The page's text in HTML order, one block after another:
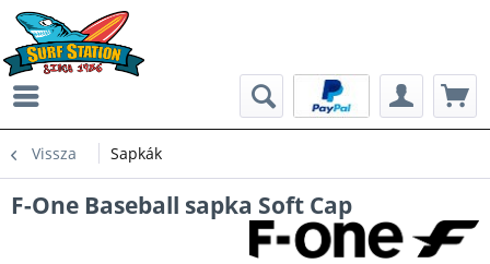
Vissza Sapkák
F-One Baseball sapka Soft Cap